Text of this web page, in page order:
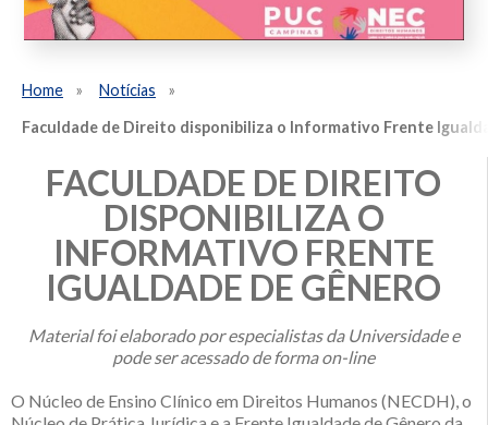
Home
Notícias
Faculdade de Direito disponibiliza o Informativo Frente
FACULDADE DE DIREITO
DISPONIBILIZA O
INFORMATIVO FRENTE
IGUALDADE DE GÊNERO
Material foi elaborado por especialistas da Universidade e
pode ser acessado de forma on-line
O Núcleo de Ensino Clínico em Direitos Humanos (NECDH), o